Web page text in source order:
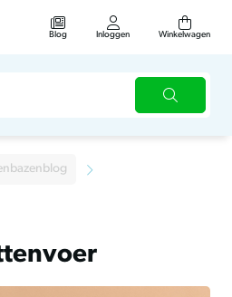
Blog Inloggen Winkelwagen